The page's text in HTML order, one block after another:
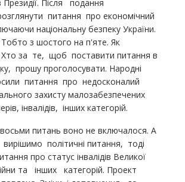
Після подання
питання про економічний
національну безпеку України.
з шостого на п'яте. Як
Хто за те, щоб поставити питання в
прошу проголосувати. Народні
питання про недосконалий
захисту малозабезпечених
інвалідів, інших категорій.
восьми питань воно не включалося. А
політичні питання, тоді
про статус інвалідів Великої
та інших категорій. Проект